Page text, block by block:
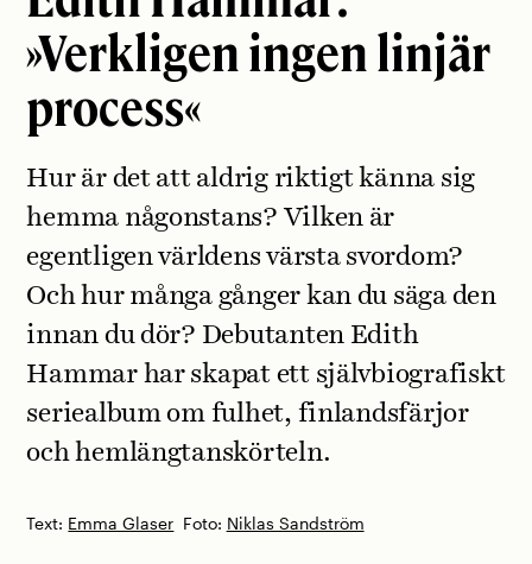
»Verkligen ingen linjär
process«
Text: Emma Glaser Foto: Niklas Sandström
Hur är det att aldrig riktigt känna sig
hemma någonstans? Vilken är
egentligen världens värsta svordom?
Och hur många gånger kan du säga den
innan du dör? Debutanten Edith
Hammar har skapat ett självbiografiskt
seriealbum om fulhet, finlandsfärjor
och hemlängtanskörteln.